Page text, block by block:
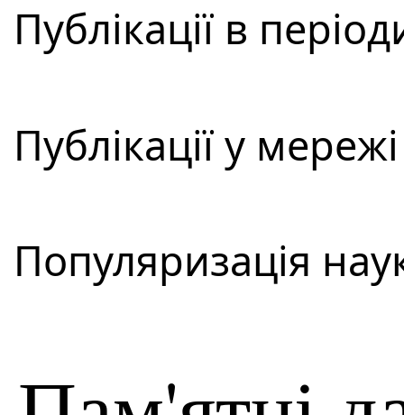
Публікації в
Публікації у
Популяризація